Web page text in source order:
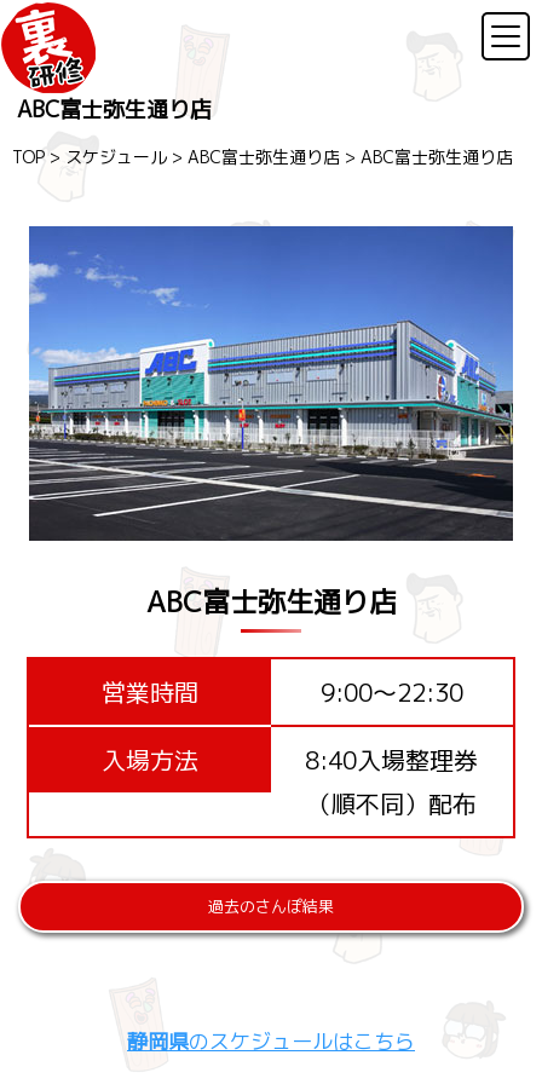
ABC富士弥生通り店
TOP > スケジュール > ABC富士弥生通り店 > ABC富士弥生通り店
ABC富士弥生通り店
営業時間
9:00～22:30
入場方法
8:40入場整理券
（順不同）配布
過去のさんぽ結果
静岡県のスケジュールはこちら